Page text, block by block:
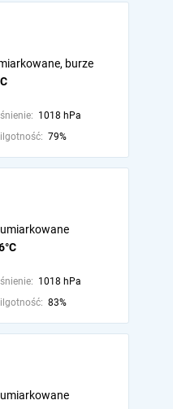
burze
1018 hPa
79%
1018 hPa
83%